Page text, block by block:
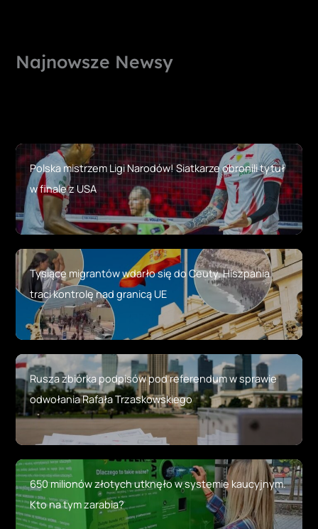
Najnowsze Newsy
Polska mistrzem Ligi Narodów! Siatkarze obronili tytuł
w finale z USA
Tysiące migrantów wdarło się do Ceuty. Hiszpania
traci kontrolę nad granicą UE
Rusza zbiórka podpisów pod referendum w sprawie
odwołania Rafała Trzaskowskiego
650 milionów złotych utknęło w systemie kaucyjnym.
Kto na tym zarabia?